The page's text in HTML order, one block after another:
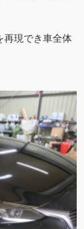
再現でき車全体